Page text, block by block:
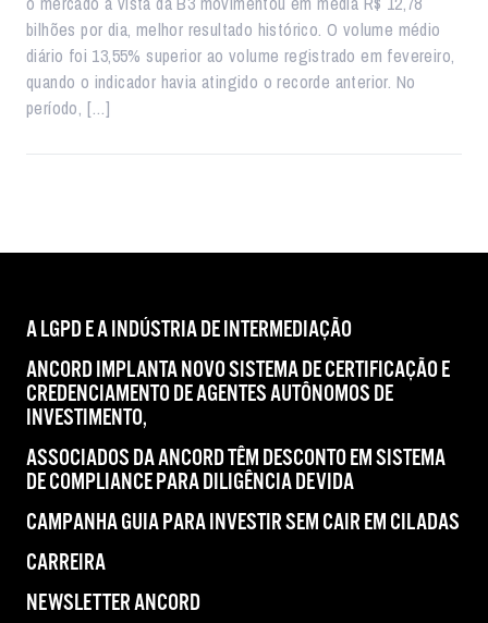
bilhões por dia, melhor resultado histórico. O volume médio
diário foi 13,55% superior ao volume registrado em fevereiro,
quando o indicador havia atingido o recorde anterior. No
período, […]
A LGPD E A INDÚSTRIA DE INTERMEDIAÇÃO
ANCORD IMPLANTA NOVO SISTEMA DE CERTIFICAÇÃO E
CREDENCIAMENTO DE AGENTES AUTÔNOMOS DE
INVESTIMENTO,
ASSOCIADOS DA ANCORD TÊM DESCONTO EM SISTEMA
DE COMPLIANCE PARA DILIGÊNCIA DEVIDA
CAMPANHA GUIA PARA INVESTIR SEM CAIR EM CILADAS
CARREIRA
NEWSLETTER ANCORD